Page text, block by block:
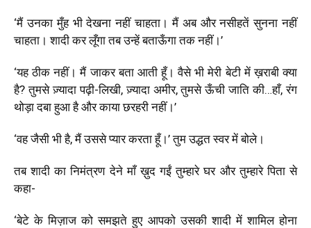
‘मैं उनका मुँह भी देखना नहीं चाहता। मैं अब और नसीहतें सुनना नहीं
चाहता। शादी कर लूँगा तब उन्हें बताऊँगा तक नहीं।’
‘यह ठीक नहीं। मैं जाकर बता आती हूँ। वैसे भी मेरी बेटी में ख़राबी क्या
है? तुमसे ज़्यादा पढ़ी-लिखी, ज़्यादा अमीर,तुमसे ऊँची जाति की…हाँ, रंग
थोड़ा दबा हुआ है और काया छरहरी नहीं।’
‘वह जैसी भी है, मैं उससे प्यार करता हूँ।’तुम उद्धत स्वर में बोले।
तब शादी का निमंत्रण देने माँ ख़ुद गईं तुम्हारे घर और तुम्हारे पिता से
कहा-
‘बेटे के मिज़ाज को समझते हुए आपको उसकी शादी में शामिल होना